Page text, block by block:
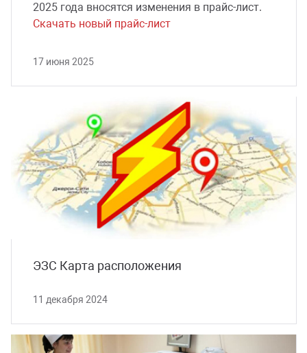
2025 года вносятся изменения в прайс-лист.
Скачать новый прайс-лист
17 июня 2025
ЭЗС Карта расположения
11 декабря 2024